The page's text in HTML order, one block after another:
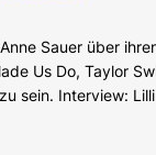
Sauer über
Us Do, Taylor
sein. Interview: